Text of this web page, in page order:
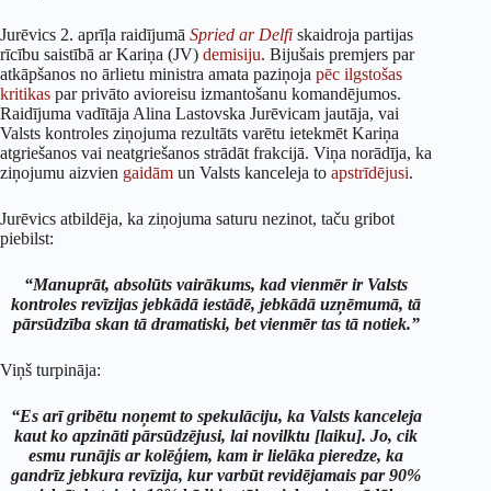
Jurēvics 2. aprīļa raidījumā Spried ar Delfi skaidroja partijas
rīcību saistībā ar Kariņa (JV) demisiju. Bijušais premjers par
atkāpšanos no ārlietu ministra amata paziņoja pēc ilgstošas
kritikas par privāto avioreisu izmantošanu komandējumos.
Raidījuma vadītāja Alina Lastovska Jurēvicam jautāja, vai
Valsts kontroles ziņojuma rezultāts varētu ietekmēt Kariņa
atgriešanos vai neatgriešanos strādāt frakcijā. Viņa norādīja, ka
ziņojumu aizvien gaidām un Valsts kanceleja to apstrīdējusi.
Jurēvics atbildēja, ka ziņojuma saturu nezinot, taču gribot
piebilst:
“Manuprāt, absolūts vairākums, kad vienmēr ir Valsts
kontroles revīzijas jebkādā iestādē, jebkādā uzņēmumā, tā
pārsūdzība skan tā dramatiski, bet vienmēr tas tā notiek.”
Viņš turpināja:
“Es arī gribētu noņemt to spekulāciju, ka Valsts kanceleja
kaut ko apzināti pārsūdzējusi, lai novilktu [laiku]. Jo, cik
esmu runājis ar kolēģiem, kam ir lielāka pieredze, ka
gandrīz jebkura revīzija, kur varbūt revidējamais par 90%